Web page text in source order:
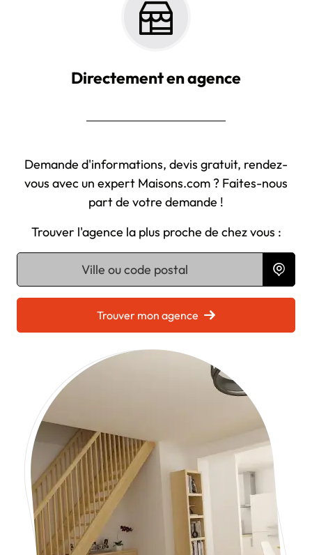
Directement en agence
Demande d'informations, devis gratuit, rendez-
vous avec un expert Maisons.com ? Faites-nous
part de votre demande !
Trouver l'agence la plus proche de chez vous :
Chargement...
Trouver mon agence